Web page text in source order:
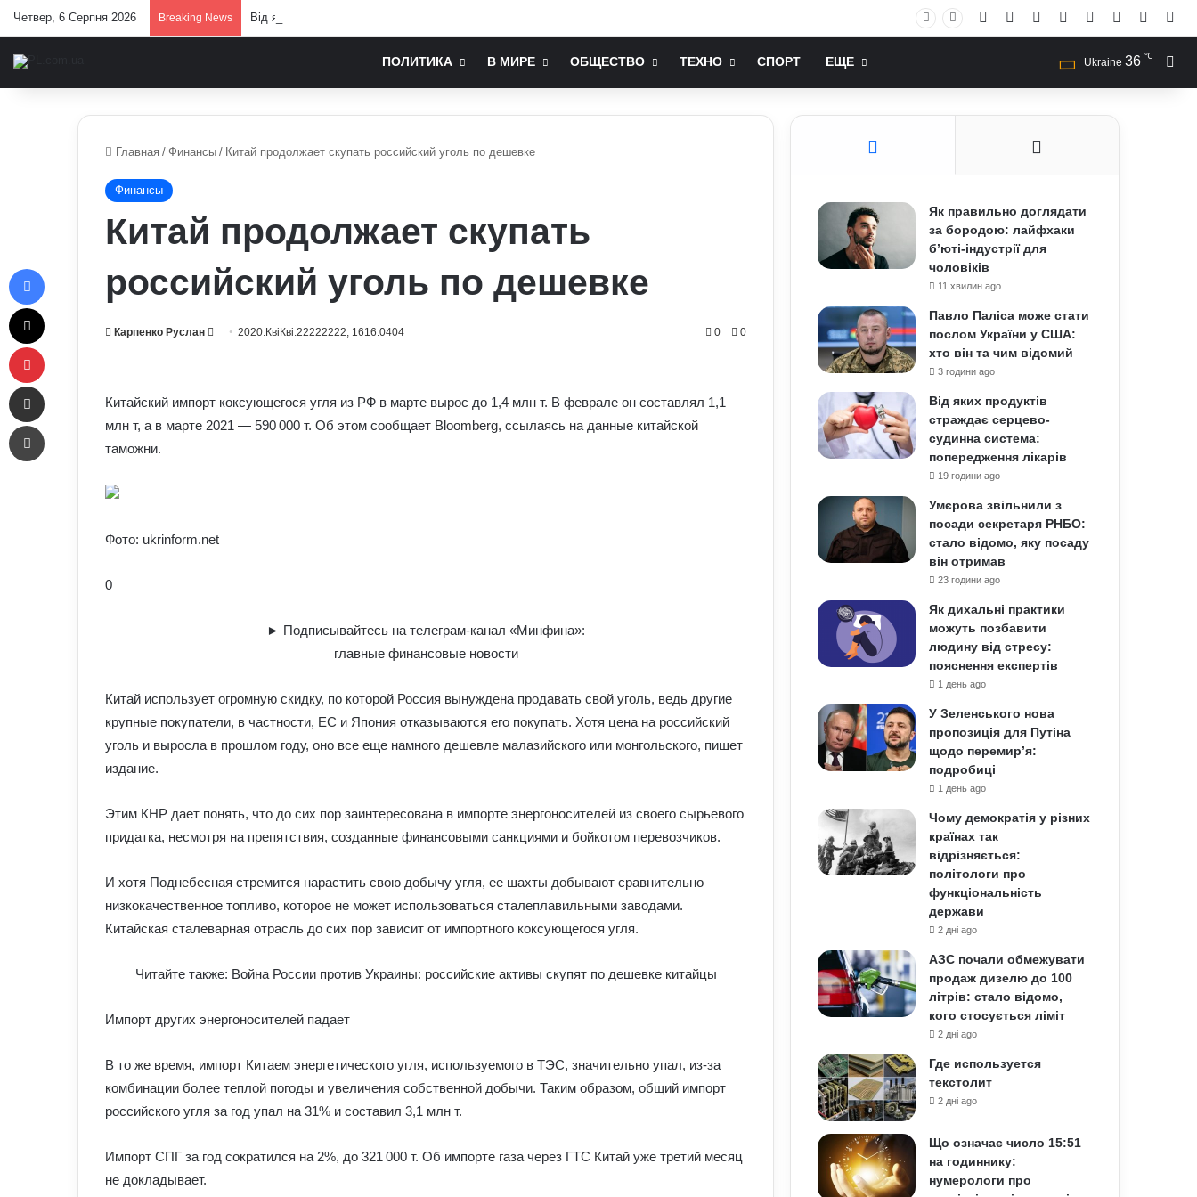
Четвер, 6 Серпня 2026 Breaking News Від яких продуктів страждає серцево-судинна система: попередження лікарів Facebook YouTubeInstagram
RSS Log In
ПОЛИТИКА В МИРЕ ОБЩЕСТВО ТЕХНО СПОРТ ЕЩЕ Ukraine 36 ℃
Главная / Финансы / Китай продолжает скупать российский уголь по дешевке
Финансы
Китай продолжает скупать
российский уголь по дешевке
Карпенко Руслан
Send2020.КвіКві.22222222, 1616:0404 0 0
Китайский импорт коксующегося угля из РФ в марте вырос до 1,4 млн т. В феврале он составлял 1,1
млн т, а в марте 2021 — 590 000 т. Об этом сообщает Bloomberg, ссылаясь на данные китайской
таможни.
Фото: ukrinform.net
0
► Подписывайтесь на телеграм-канал «Минфина»:
главные финансовые новости
Китай использует огромную скидку, по которой Россия вынуждена продавать свой уголь, ведь другие
крупные покупатели, в частности, ЕС и Япония отказываются его покупать. Хотя цена на российский
уголь и выросла в прошлом году, оно все еще намного дешевле малазийского или монгольского, пишет
издание.
Этим КНР дает понять, что до сих пор заинтересована в импорте энергоносителей из своего сырьевого
придатка, несмотря на препятствия, созданные финансовыми санкциями и бойкотом перевозчиков.
И хотя Поднебесная стремится нарастить свою добычу угля, ее шахты добывают сравнительно
низкокачественное топливо, которое не может использоваться сталеплавильными заводами.
Китайская сталеварная отрасль до сих пор зависит от импортного коксующегося угля.
Читайте также: Война России против Украины: российские активы скупят по дешевке китайцы
Импорт других энергоносителей падает
В то же время, импорт Китаем энергетического угля, используемого в ТЭС, значительно упал, из-за
комбинации более теплой погоды и увеличения собственной добычи. Таким образом, общий импорт
российского угля за год упал на 31% и составил 3,1 млн т.
Импорт СПГ за год сократился на 2%, до 321 000 т. Об импорте газа через ГТС Китай уже третий месяц
не докладывает.
подорожей
Як правильно доглядати
за бородою: лайфхаки
б’юті-індустрії для
чоловіків
11 хвилин ago
Павло Паліса може стати
послом України у США:
хто він та чим відомий
3 години ago
Від яких продуктів
страждає серцево-
судинна система:
попередження лікарів
19 години ago
Умєрова звільнили з
посади секретаря РНБО:
стало відомо, яку посаду
він отримав
23 години ago
Як дихальні практики
можуть позбавити
людину від стресу:
пояснення експертів
1 день ago
У Зеленського нова
пропозиція для Путіна
щодо перемир’я:
подробиці
1 день ago
Чому демократія у різних
країнах так
відрізняється:
політологи про
функціональність
держави
2 дні ago
АЗС почали обмежувати
продаж дизелю до 100
літрів: стало відомо,
кого стосується ліміт
2 дні ago
Где используется
текстолит
2 дні ago
Що означає число 15:51
на годиннику:
нумерологи про